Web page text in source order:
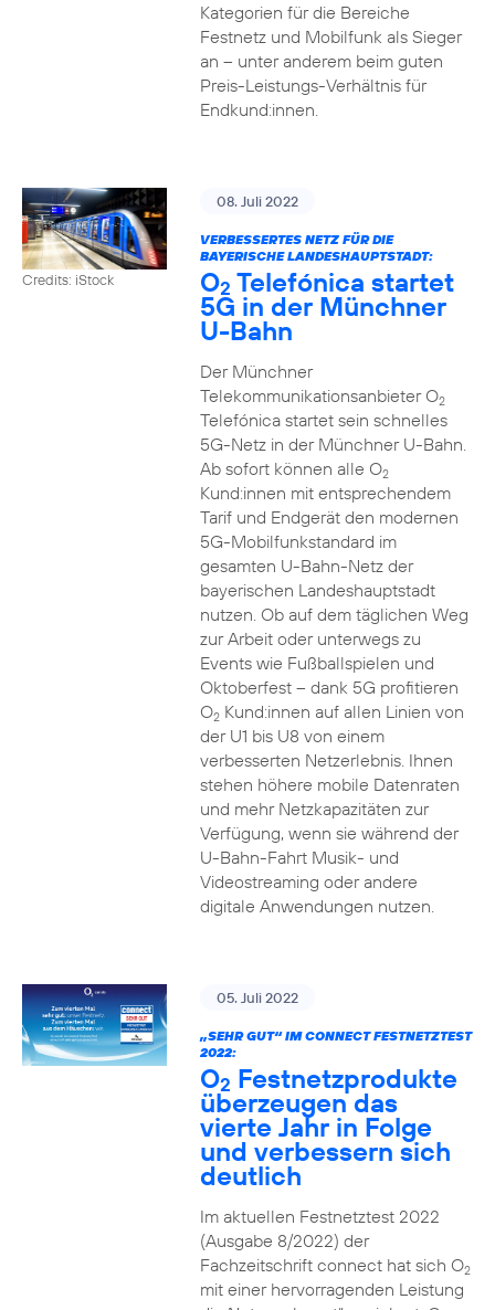
Kategorien für die Bereiche
Festnetz und Mobilfunk als Sieger
an – unter anderem beim guten
Preis-Leistungs-Verhältnis für
Endkund:innen.
Credits: iStock
08. Juli 2022
VERBESSERTES NETZ FÜR DIE
BAYERISCHE LANDESHAUPTSTADT:
O2 Telefónica startet
5G in der Münchner
U-Bahn
Der Münchner
Telekommunikationsanbieter O2
Telefónica startet sein schnelles
5G-Netz in der Münchner U-Bahn.
Ab sofort können alle O2
Kund:innen mit entsprechendem
Tarif und Endgerät den modernen
5G-Mobilfunkstandard im
gesamten U-Bahn-Netz der
bayerischen Landeshauptstadt
nutzen. Ob auf dem täglichen Weg
zur Arbeit oder unterwegs zu
Events wie Fußballspielen und
Oktoberfest – dank 5G profitieren
O2Kund:innen auf allen Linien von
der U1 bis U8 von einem
verbesserten Netzerlebnis. Ihnen
stehen höhere mobile Datenraten
und mehr Netzkapazitäten zur
Verfügung, wenn sie während der
U-Bahn-Fahrt Musik- und
Videostreaming oder andere
digitale Anwendungen nutzen.
05. Juli 2022
„SEHR GUT“ IM CONNECT FESTNETZTEST
2022:
O2 Festnetzprodukte
überzeugen das
vierte Jahr in Folge
und verbessern sich
deutlich
Im aktuellen Festnetztest 2022
(Ausgabe 8/2022) der
Fachzeitschrift connect hat sich O2
mit einer hervorragenden Leistung